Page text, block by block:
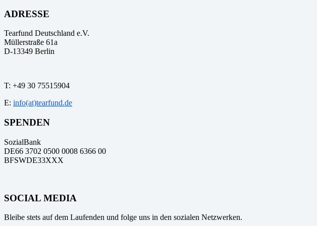
ADRESSE
Tearfund Deutschland e.V.
Müllerstraße 61a
D-13349 Berlin
T: +49 30 75515904
E: info(at)tearfund.de
SPENDEN
SozialBank
DE66 3702 0500 0008 6366 00
BFSWDE33XXX
SOCIAL MEDIA
Bleibe stets auf dem Laufenden und folge uns in den sozialen Netzwerken.